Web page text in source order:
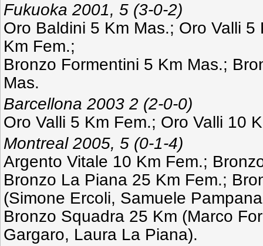
Fukuoka 2001, 5 (3-0-2)
Oro Baldini 5 Km Mas.; Oro Valli 5
Km Fem.;
Bronzo Formentini 5 Km Mas.;
Mas.
Barcellona 2003 2 (2-0-0)
Oro Valli 5 Km Fem.; Oro Valli 10
Montreal 2005, 5 (0-1-4)
Argento Vitale 10 Km Fem.;
Bronzo La Piana 25 Km Fem.;
(Simone Ercoli, Samuele
Bronzo Squadra 25 Km (Marco
Gargaro, Laura La Piana).